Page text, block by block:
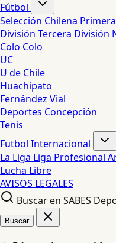
Fútbol
Selección Chilena
División Tercera División
Colo Colo
UC
U de Chile
Huachipato
Fernández Vial
Deportes Concepción
Tenis
Futbol Internacional
La Liga Liga Profesional
Lucha Libre
AVISOS LEGALES
Buscar en SABES
Buscar